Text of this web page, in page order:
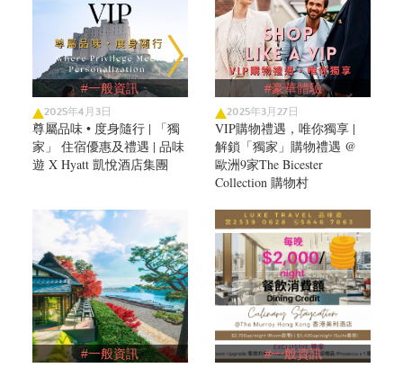
#一般資訊
2025年4月3日
尊屬品味 • 度身隨行 | 「獨
家」 住宿優惠及禮遇 | 品味
遊 X Hyatt 凱悅酒店集團
#豪華體驗
2025年3月27日
VIP購物禮遇，唯你獨享 |
解鎖「獨家」購物禮遇 @
歐洲9家The Bicester
Collection 購物村
#一般資訊 #一般資訊